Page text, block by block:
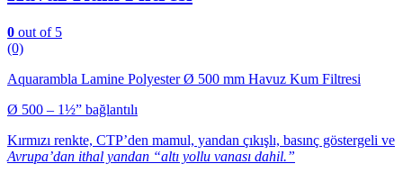
0 out of 5
(0)
Aquarambla Lamine Polyester Ø 500 mm Havuz Kum Filtresi
Ø 500 – 1½” bağlantılı
Kırmızı renkte, CTP’den mamul, yandan çıkışlı, basınç göstergeli ve
Avrupa’dan ithal yandan “altı yollu vanası dahil.”